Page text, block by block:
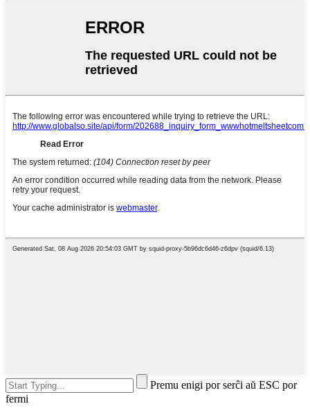
Premu enigi por serĉi aŭ ESC por
fermi